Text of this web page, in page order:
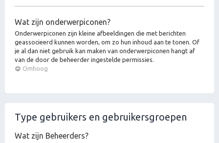
Wat zijn onderwerpiconen?
Onderwerpiconen zijn kleine afbeeldingen die met berichten
geassocieerd kunnen worden, om zo hun inhoud aan te tonen. Of
je al dan niet gebruik kan maken van onderwerpiconen hangt af
van de door de beheerder ingestelde permissies.
Omhoog
Type gebruikers en gebruikersgroepen
Wat zijn Beheerders?